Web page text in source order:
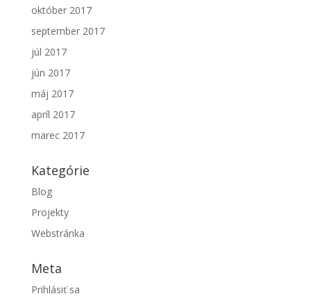
október 2017
september 2017
júl 2017
jún 2017
máj 2017
apríl 2017
marec 2017
Kategórie
Blog
Projekty
Webstránka
Meta
Prihlásiť sa